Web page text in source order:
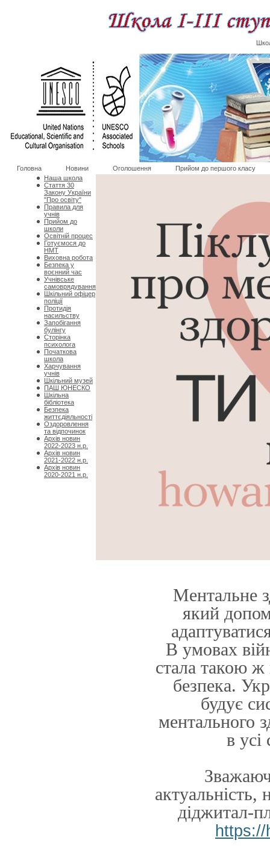
Головна Новини Оголошення
Прийом до першого класу
Наша школа
Стаття 30
Закону України
"Про освіту"
Правила для
учнів
Прийом до
школи
Освітній процес
Готуємося до
НМТ
Виховна робота
Безпека у
воєнний час
Учнівське
самоврядування
Шкільний офіцер
поліції
Протидія
насильству
Запобігання
булінгу
Сторінка
психолога
Початкова
школа
Харчування
учнів
Шкільний музей
ПАШ ЮНЕСКО
Шкільна
бібліотека
Безпека
життєдіяльності
Оздоровлення
та відпочинок
Архів новин
2022-2023 н.р.
Архів новин
2021-2022 н.р.
Архів новин
2020-2021 н.р.
Ментальне
який
В умовах
стала такою
безпека.
будує
ментального
в
діджитал-